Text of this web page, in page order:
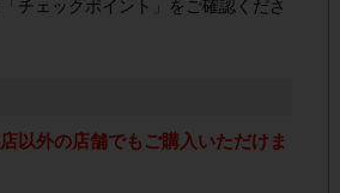
チェックポイント」をご確認くださ
以外の店舗でもご購入いただけま